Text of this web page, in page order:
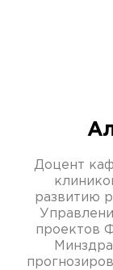
Доцент
развитию
проектов